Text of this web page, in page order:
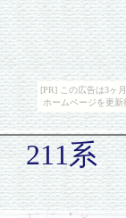
[PR] この広告は3ヶ
ホームページを更
211系